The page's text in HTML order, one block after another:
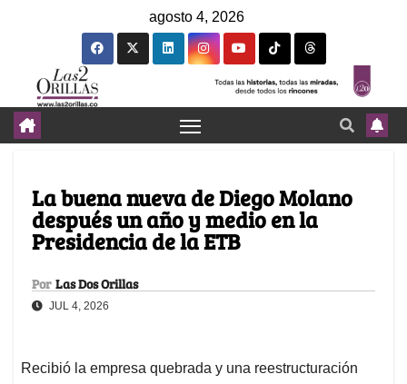
agosto 4, 2026
La buena nueva de Diego Molano
después un año y medio en la
Presidencia de la ETB
Por Las Dos Orillas
JUL 4, 2026
Recibió la empresa quebrada y una reestructuración